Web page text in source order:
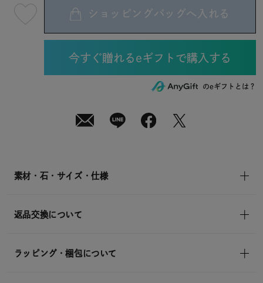
08
月
ショッピングバッグへ入れる
のeギフトとは？
素材・石・サイズ・仕様
返品交換について
ラッピング・梱包について